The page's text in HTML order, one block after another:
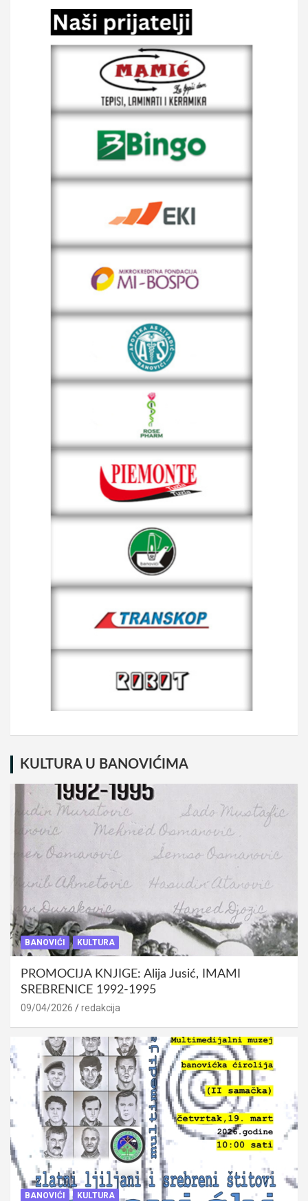
KULTURA U BANOVIĆIMA
BANOVIĆI KULTURA
PROMOCIJA KNJIGE: Alija Jusić, IMAMI
SREBRENICE 1992-1995
09/04/2026 redakcija
BANOVIĆI KULTURA